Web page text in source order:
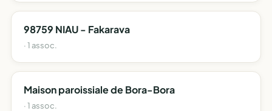
98759 NIAU - Fakarava
· 1 assoc.
Maison paroissiale de Bora-Bora
· 1 assoc.